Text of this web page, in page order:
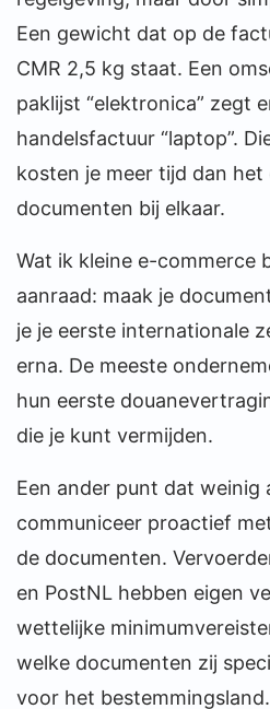
Een gewicht dat op de
CMR 2,5 kg staat. Een
paklijst “elektronica” zegt
handelsfactuur “laptop”.
kosten je meer tijd dan het
documenten bij elkaar.
Wat ik kleine e-commerce
aanraad: maak je
je je eerste internationale
erna. De meeste
hun eerste
die je kunt vermijden.
Een ander punt dat weinig
communiceer proactief
de documenten.
en PostNL hebben eigen
wettelijke
welke documenten zij
voor het